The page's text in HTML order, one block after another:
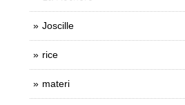
Joscille
rice
materi